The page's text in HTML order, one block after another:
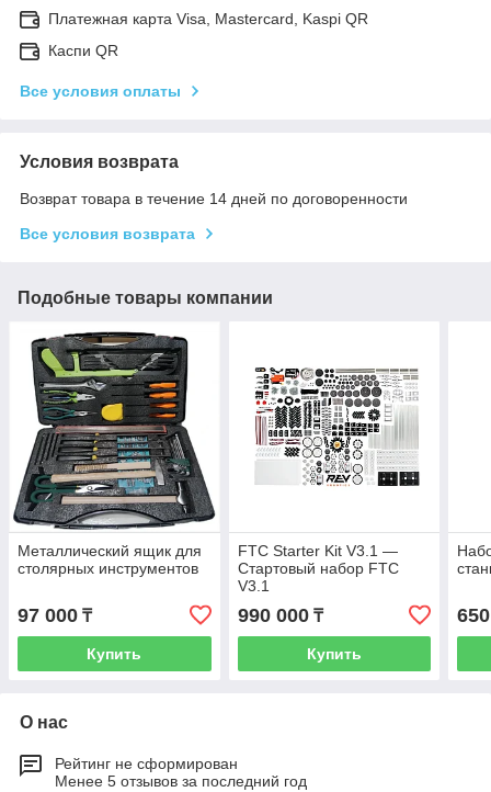
Платежная карта Visa, Mastercard, Kaspi QR
Каспи QR
Все условия оплаты
Условия возврата
Возврат товара в течение 14 дней по договоренности
Все условия возврата
Подобные товары компании
Металлический ящик для
столярных инструментов
97 000 ₸
Купить
FTC Starter Kit V3.1 —
Стартовый набор FTC
V3.1
990 000₸
Купить
О нас
Рейтинг не сформирован
Менее 5 отзывов за последний год